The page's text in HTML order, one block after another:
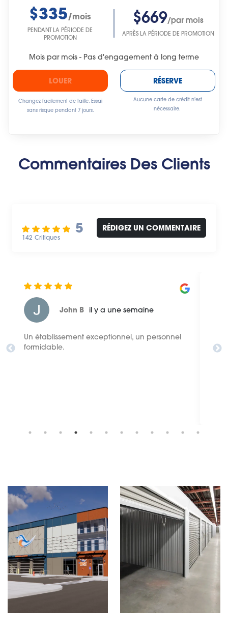
$335/mois
PENDANT LA PÉRIODE DE
PROMOTION
$669/par mois
APRÈS LA PÉRIODE DE PROMOTION
Mois par mois - Pas d'engagement à long terme
LOUER
Changez facilement de taille. Essai
sans risque pendant 7 jours.
RÉSERVE
Aucune carte de crédit n'est
nécessaire.
Commentaires Des Clients
5
142 Critiques
RÉDIGEZ UN COMMENTAIRE
McGowan
Édité il y a une
semaine
Personnel formidable, très sympathique et
serviable
et